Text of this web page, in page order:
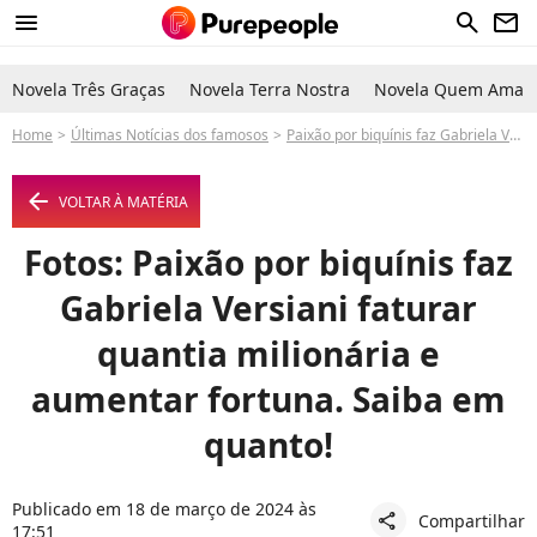
menu search newsletter
Novela Três Graças Novela Terra Nostra Novela Quem Ama
Home Últimas Notícias dos famosos Paixão por biquínis faz Gabriela Versiani faturar quantia milionária e aumentar fortuna. Saiba em quanto!
arrow_left VOLTAR À MATÉRIA
Fotos: Paixão por biquínis faz
Gabriela Versiani faturar
quantia milionária e
aumentar fortuna. Saiba em
quanto!
Publicado em 18 de março de 2024 às
17:51
share Compartilhar